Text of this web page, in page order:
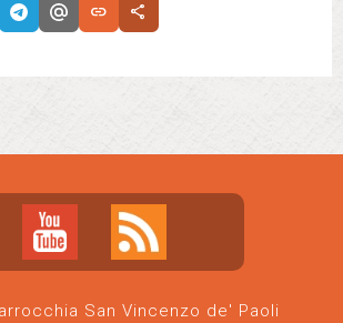
link share
San Vincenzo de' Paoli